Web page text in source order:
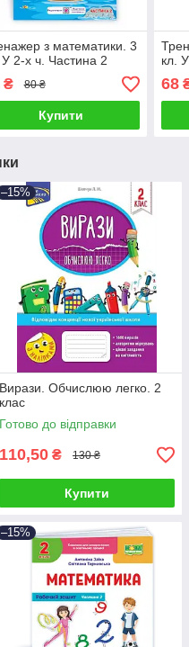
з математики. 3
У 2-х ч. Частина 2
₴ 80 ₴
Купити
кл.
68
–15%
Вирази. Обчислюю легко. 2
клас
Готово до відправки
110,50 ₴ 130 ₴
Купити
–15%